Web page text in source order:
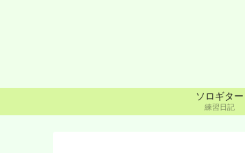
ソロギター
練習日記